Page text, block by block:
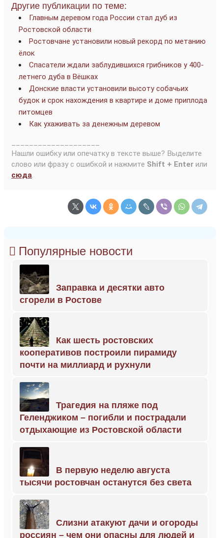
Другие публикации по теме:
Главным деревом года России стал дуб из
Ростовской области
Ростовчане установили новый рекорд по метанию
ёлок
Спасатели ждали заблудившихся грибников у 400-
летнего дуба в Вёшках
Донские власти установили высоту собачьих
будок и срок нахождения в квартире и доме приплода
питомцев
Как ухаживать за денежным деревом
Нашли ошибку или опечатку в тексте выше? Выделите
слово или фразу с ошибкой и нажмите Shift + Enter или
сюда.
Популярные новости
Заправка и десятки авто
сгорели в Ростове
Как шесть ростовских
кооперативов построили пирамиду
почти на миллиард и рухнули
Трагедия на пляже под
Геленджиком – погибли и пострадали
отдыхающие из Ростовской области
В первую неделю августа
тысячи ростовчан останутся без света
Слизни атакуют дачи и огороды
россиян – чем они опасны для людей и